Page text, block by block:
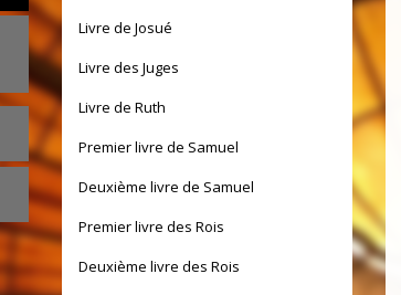
Livre de Josué
Livre des Juges
Livre de Ruth
Premier livre de Samuel
Deuxième livre de Samuel
Premier livre des Rois
Deuxième livre des Rois